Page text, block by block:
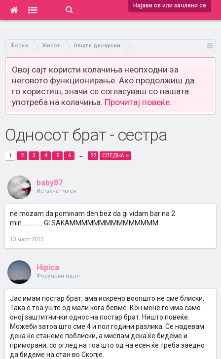
Најави се или зачлени се
Форум Живот Општи дискусии
Овој сајт користи колачиња неопходни за
неговото функционирање. Ако продолжиш да
го користиш, значи се согласуваш со нашата
употреба на колачиња. Прочитај повеќе.
Односот брат - сестра
1 2 3 4 5 6 → 22 СЛЕДНА >
baby87
Истакнат член
ne mozam da pominam den bez da gi vidam bar na 2
min...............GI SAKAMMMMMMMMMMMMMMM
13 март 2010
Hipica
Форумски идол
Јас имам постар брат, ама искрено воопшто не сме блиски.
Така е тоа уште од мали кога бевме. Кон мене го има само
оној заштитнички однос на постар брат. Ништо повеќе.
Можеби затоа што сме 4 и пол години разлика. Се надевам
дека ќе станеме поблиски, а мислам дека ќе бидеме и
приморани, со оглед на тоа што од на есен ќе треба заедно
да бидеме на стан во Скопје.